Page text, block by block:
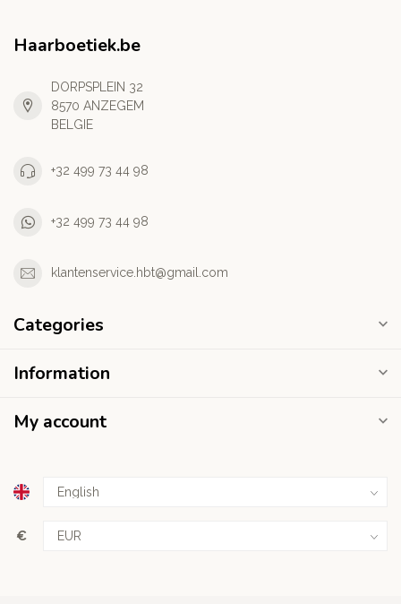
Haarboetiek.be
DORPSPLEIN 32
8570 ANZEGEM
BELGIE
+32 499 73 44 98
+32 499 73 44 98
klantenservice.hbt@gmail.com
Categories
Information
My account
€